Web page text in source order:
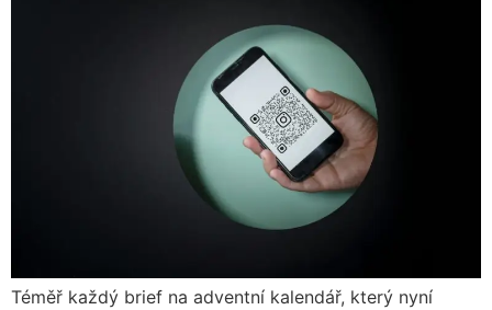
Téměř každý brief na adventní kalendář, který nyní